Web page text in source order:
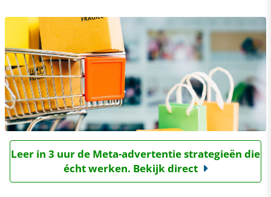
Leer in 3 uur de Meta-advertentie strategieën die
écht werken. Bekijk direct